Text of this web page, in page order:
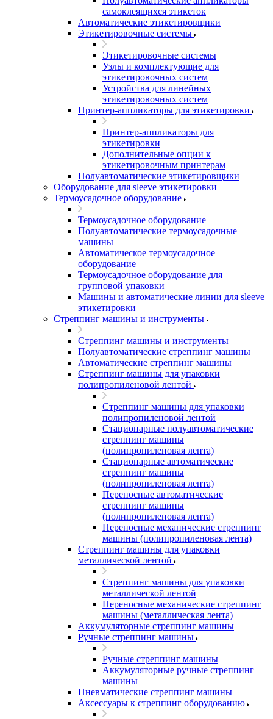
самоклеящихся этикеток
Автоматические этикетировщики
Этикетировочные системы
Этикетировочные системы
Узлы и комплектующие для
этикетировочных систем
Устройства для линейных
этикетировочных систем
Принтер-аппликаторы для этикетировки
Принтер-аппликаторы для
этикетировки
Дополнительные опции к
этикетировочным принтерам
Полуавтоматические этикетировщики
Оборудование для sleeve этикетировки
Термоусадочное оборудование
Термоусадочное оборудование
Полуавтоматические термоусадочные
машины
Автоматическое термоусадочное
оборудование
Термоусадочное оборудование для
групповой упаковки
Машины и автоматические линии для sleeve
этикетировки
Стреппинг машины и инструменты
Стреппинг машины и инструменты
Полуавтоматические стреппинг машины
Автоматические стреппинг машины
Стреппинг машины для упаковки
полипропиленовой лентой
Стреппинг машины для упаковки
полипропиленовой лентой
Стационарные полуавтоматические
стреппинг машины
(полипропиленовая лента)
Стационарные автоматические
стреппинг машины
(полипропиленовая лента)
Переносные автоматические
стреппинг машины
(полипропиленовая лента)
Переносные механические стреппинг
машины (полипропиленовая лента)
Стреппинг машины для упаковки
металлической лентой
Стреппинг машины для упаковки
металлической лентой
Переносные механические стреппинг
машины (металлическая лента)
Аккумуляторные стреппинг машины
Ручные стреппинг машины
Ручные стреппинг машины
Аккумуляторные ручные стреппинг
машины
Пневматические стреппинг машины
Аксессуары к стреппинг оборудованию